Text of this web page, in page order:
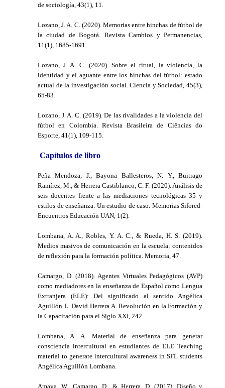
de sociología, 43(1), 11.
Lozano, J. A. C. (2020). Memorias entre hinchas de fútbol de
la ciudad de Bogotá. Revista Cambios y Permanencias,
11(1), 1685-1691.
Lozano, J. A. C. (2020). Sobre el ritual, la violencia, la
identidad y el aguante entre los hinchas del fútbol: estado
actual de la investigación social. Ciencia y Sociedad, 45(3),
65-83.
Lozano, J. A. C. (2019). De las rivalidades a la violencia del
fútbol en Colombia. Revista Brasileira de Ciências do
Esporte, 41(1), 109-115.
Capítulos de libro
Peña Mendoza, J., Bayona Ballesteros, N. Y., Buitrago
Ramírez, M., & Herrera Castiblanco, C. F. (2020). Análisis de
seis docentes frente a las mediaciones tecnológicas 35 y
estilos de enseñanza. Un estudio de caso. Memorias Sifored-
Encuentros Educación UAN, 1(2).
Lombana, A. A., Robles, Y. A. C., & Rueda, H. S. (2019).
Medios masivos de comunicación en la escuela: contenidos
de reflexión para la formación política. Memoria, 47.
Camargo, D. (2018). Agentes Virtuales Pedagógicos (AVP)
como mediadores en la enseñanza de Español como Lengua
Extranjera (ELE): Del significado al sentido Angélica
Aguillón L. David Herrera A. Revolución en la Formación y
la Capacitación para el Siglo XXI, 242.
Lombana, A. A. Material de enseñanza para generar
consciencia intercultural en estudiantes de ELE Teaching
material to generate intercultural awareness in SFL students
Angélica Aguillón Lombana.
Amaya, W., Camargo, D., & Herrera, D. (2017). Diseño y